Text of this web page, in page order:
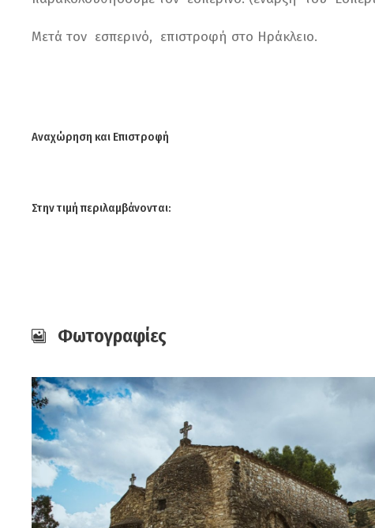
Μετά τον εσπερινό, επιστροφή στο Ηράκλειο.
Αναχώρηση και Επιστροφή
Στην τιμή περιλαμβάνονται:
Φωτογραφίες